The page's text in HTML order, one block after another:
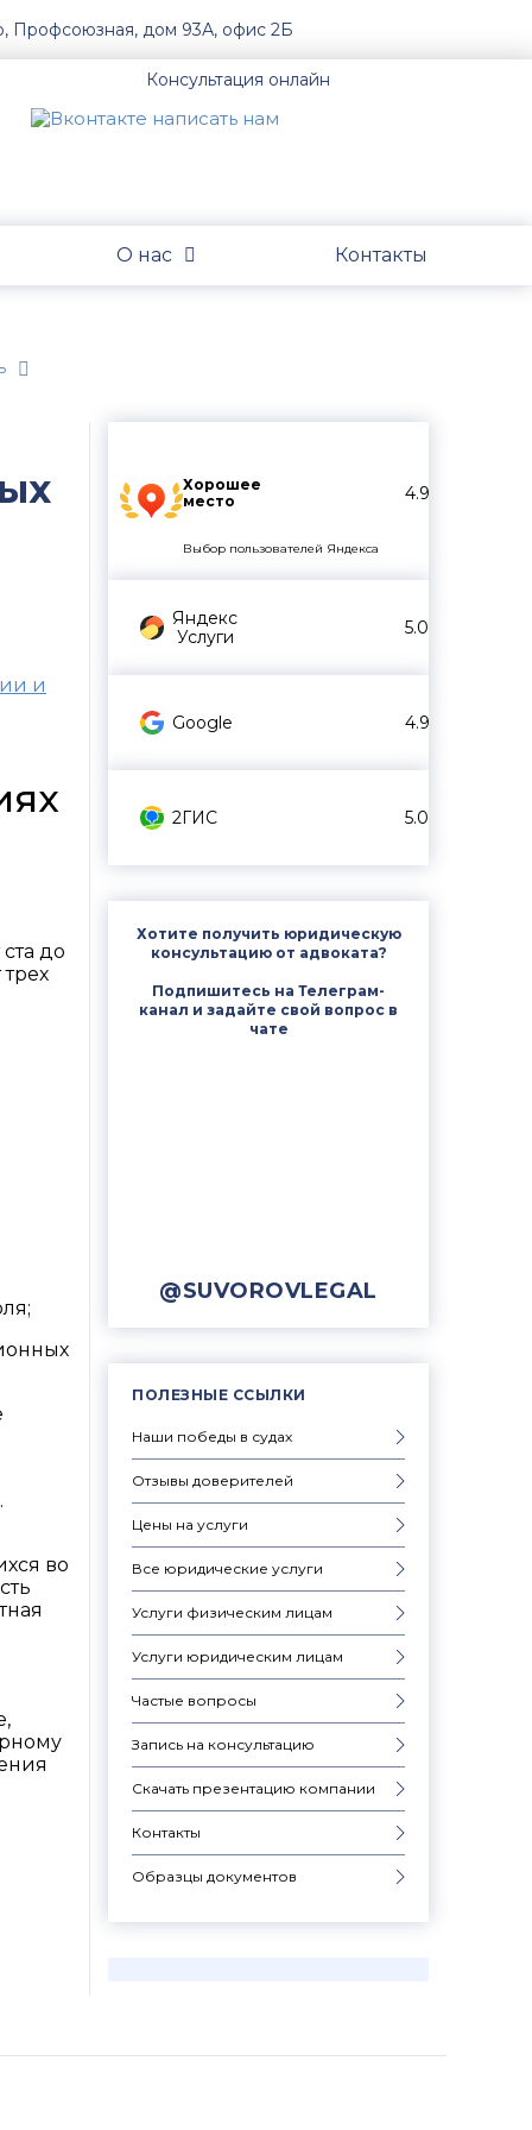
Профсоюзная, дом 93А, офис 2Б
Консультация онлайн
О нас Контакты
Хорошее
место
4.9
Выбор пользователей Яндекса
Яндекс
Услуги
5.0
Google 4.9
2ГИС 5.0
Хотите получить юридическую
консультацию от адвоката?
Подпишитесь на Телеграм-
канал и задайте свой вопрос в
чате
@SUVOROVLEGAL
ПОЛЕЗНЫЕ ССЫЛКИ
Наши победы в судах
Отзывы доверителей
Цены на услуги
Все юридические услуги
Услуги физическим лицам
Услуги юридическим лицам
Частые вопросы
Запись на консультацию
Скачать презентацию компании
Контакты
Образцы документов
и
до
во